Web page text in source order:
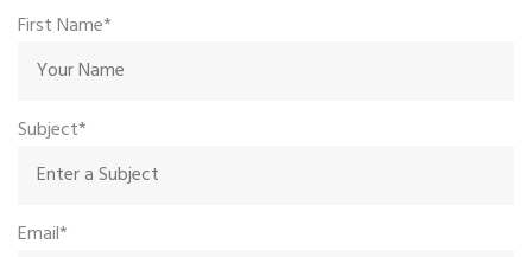
First Name*
Subject*
Email*